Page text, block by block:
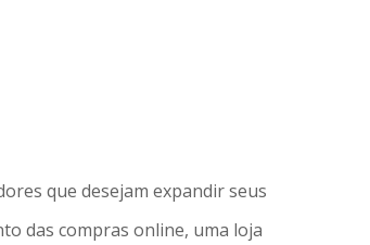
que desejam expandir seus
das compras online, uma loja